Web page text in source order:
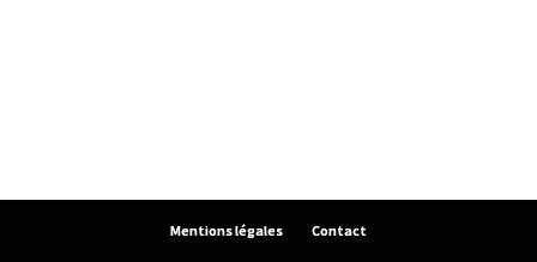
Mentions légales Contact